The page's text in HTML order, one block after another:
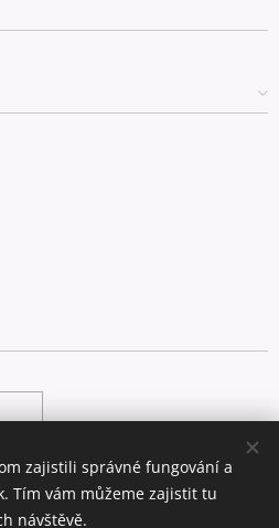
zajistili správné fungování a
Tím vám můžeme zajistit tu
návštěvě.